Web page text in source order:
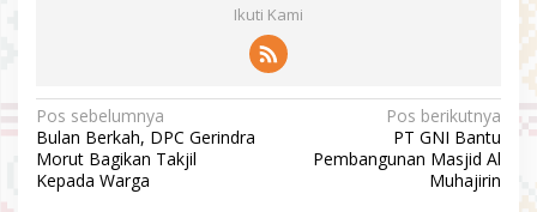
Ikuti Kami
N
a
v
Pos sebelumnya
Bulan Berkah, DPC Gerindra
Morut Bagikan Takjil
Kepada Warga
Pos berikutnya
PT GNI Bantu
Pembangunan Masjid Al
Muhajirin